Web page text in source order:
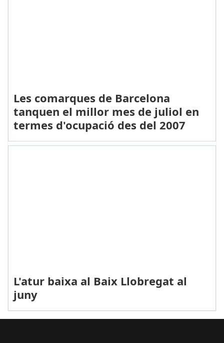
Les comarques de Barcelona
tanquen el millor mes de juliol en
termes d'ocupació des del 2007
L'atur baixa al Baix Llobregat al
juny